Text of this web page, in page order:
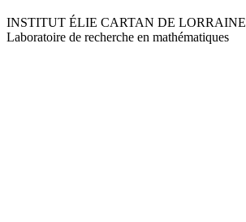
INSTITUT ÉLIE CARTAN DE LORRAINE
Laboratoire de recherche en mathématiques